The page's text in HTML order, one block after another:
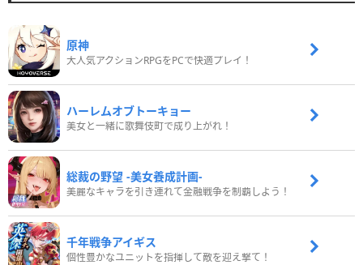
原神
大人気アクションRPGをPCで快適プレイ！
ハーレムオブトーキョー
美女と一緒に歌舞伎町で成り上がれ！
総裁の野望 -美女養成計画-
美麗なキャラを引き連れて金融戦争を制覇しよう！
千年戦争アイギス
個性豊かなユニットを指揮して敵を迎え撃て！